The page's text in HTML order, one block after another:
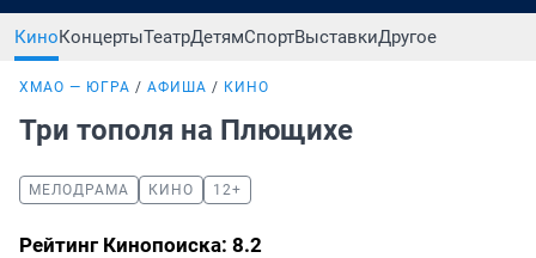
КиноКонцертыТеатрДетямСпортВыставкиДругое
ХМАО — ЮГРА АФИША КИНО
Три тополя на Плющихе
МЕЛОДРАМА КИНО 12+
Рейтинг Кинопоиска: 8.2